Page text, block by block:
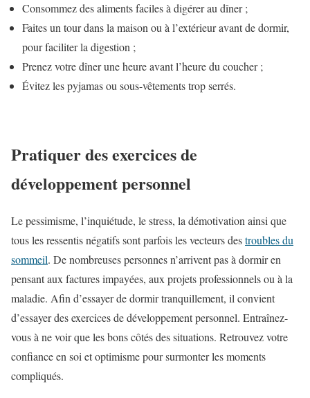
Consommez des aliments faciles à digérer au dîner ;
Faites un tour dans la maison ou à l’extérieur avant de dormir,
pour faciliter la digestion ;
Prenez votre dîner une heure avant l’heure du coucher ;
Évitez les pyjamas ou sous-vêtements trop serrés.
Pratiquer des exercices de
développement personnel
Le pessimisme, l’inquiétude, le stress, la démotivation ainsi que
tous les ressentis négatifs sont parfois les vecteurs destroubles du
sommeil. De nombreuses personnes n’arrivent pas à dormir en
pensant aux factures impayées, aux projets professionnels ou à la
maladie. Afin d’essayer de dormir tranquillement, il convient
d’essayer des exercices de développement personnel. Entraînez-
vous à ne voir que les bons côtés des situations. Retrouvez votre
confiance en soi et optimisme pour surmonter les moments
compliqués.